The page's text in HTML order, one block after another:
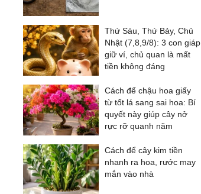
Thứ Sáu, Thứ Bảy, Chủ
Nhật (7,8,9/8): 3 con giáp
giữ ví, chủ quan là mất
tiền không đáng
Cách để chậu hoa giấy
từ tốt lá sang sai hoa: Bí
quyết này giúp cây nở
rực rỡ quanh năm
Cách để cây kim tiền
nhanh ra hoa, rước may
mắn vào nhà